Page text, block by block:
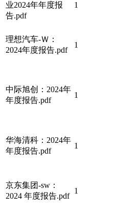
业2024年年度报
告.pdf
1
理想汽车-Ｗ：
2024年度报告.pdf
1
中际旭创：2024年
年度报告.pdf
1
华海清科：2024年
年度报告.pdf
1
京东集团-sw：
2024 年度报告.pdf
1